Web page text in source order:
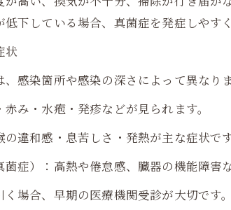
下している場合、真菌症を発症しやすく
状
感染箇所や感染の深さによって異なりま
み・水疱・発疹などが見られます。
違和感・息苦しさ・発熱が主な症状です
症）：高熱や倦怠感、臓器の機能障害
場合、早期の医療機関受診が大切です。